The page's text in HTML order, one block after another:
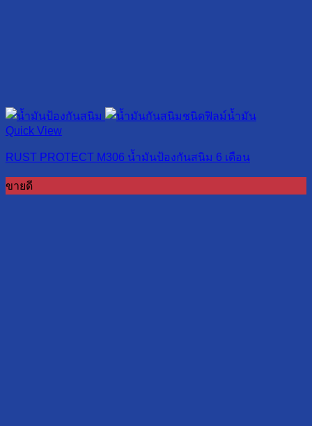
Quick View
RUST PROTECT M306 น้ำมันป้องกันสนิม 6 เดือน
ขายดี